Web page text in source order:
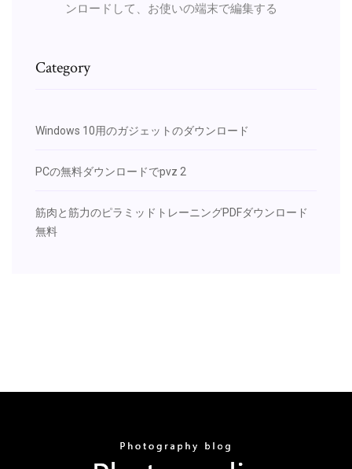
ンロードして、お使いの端末で編集する
Category
Windows 10用のガジェットのダウンロード
PCの無料ダウンロードでpvz 2
筋肉と筋力のピラミッドトレーニングPDFダウンロード
無料